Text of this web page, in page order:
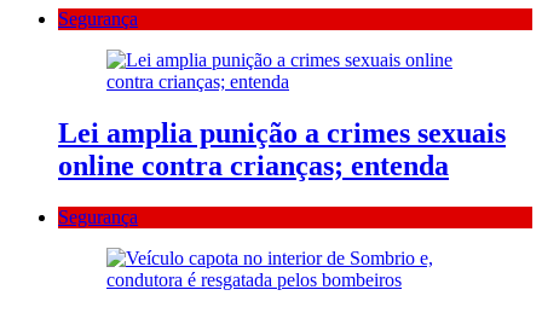
Segurança
Lei amplia punição a crimes sexuais
online contra crianças; entenda
Segurança